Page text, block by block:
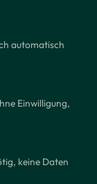
automatisch
Einwilligung,
keine Daten